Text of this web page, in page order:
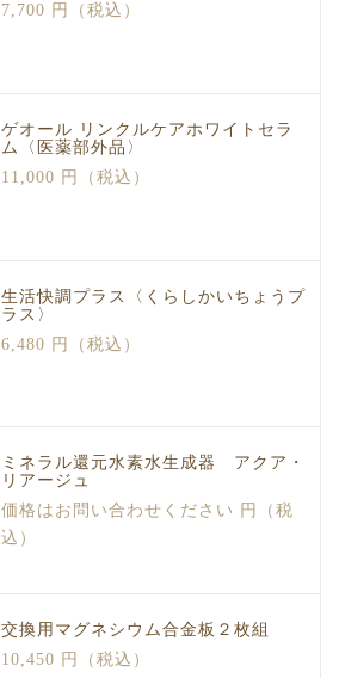
7,700 円（税込）
ゲオール リンクルケアホワイトセラ
ム〈医薬部外品〉
11,000 円（税込）
生活快調プラス〈くらしかいちょうプ
ラス〉
6,480 円（税込）
ミネラル還元水素水生成器 アクア・
リアージュ
価格はお問い合わせください 円（税
込）
交換用マグネシウム合金板２枚組
10,450 円（税込）